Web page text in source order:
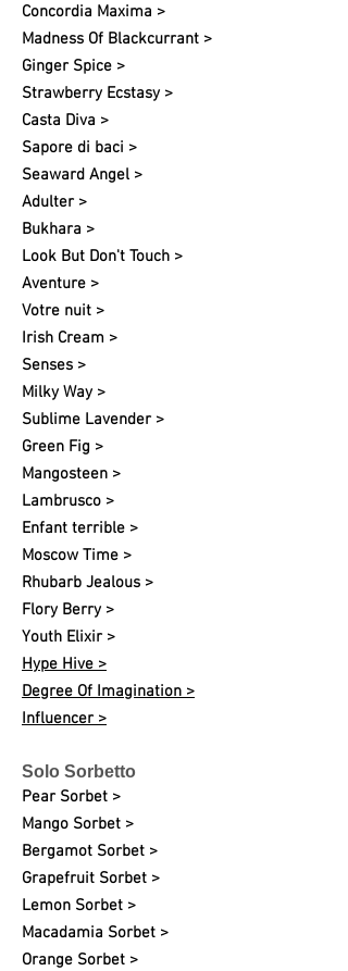
Concordia Maxima >
Madness Of Blackcurrant >
Ginger Spice >
Strawberry Ecstasy >
Casta Diva >
Sapore di baci >
Seaward Angel >
Adulter >
Bukhara >
Look But Don't Touch >
Aventure >
Votre nuit​ >
Irish Cream >
Senses >
Milky Way >
Sublime Lavender >
Green Fig >
Mangosteen >
Lambrusco >
Enfant terrible >
Moscow Time >
Rhubarb Jealous >
Flory Berry >
Youth Elixir >
Hype Hive >
Degree Of Imagination >
Influencer >
Solo Sorbetto
Pear Sorbet >
Mango Sorbet >
Bergamot Sorbet >
Grapefruit Sorbet >
Lemon Sorbet >
Macadamia Sorbet >
Orange Sorbet >